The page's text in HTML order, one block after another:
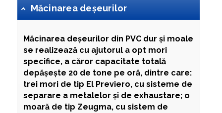
Măcinarea deșeurilor
Măcinarea deșeurilor din PVCdur și moale
se realizează cu ajutorul a opt mori
specifice, a căror capacitate totală
depășește 20 de tone pe oră, dintre care:
trei mori de tip El Previero, cu sisteme de
separare a metalelor și de exhaustare; o
moară de tip Zeugma, cu sistem de